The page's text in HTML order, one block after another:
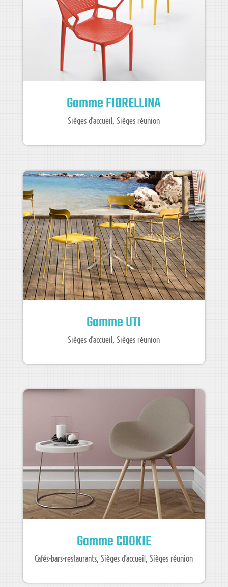
Gamme FIORELLINA
Sièges d'accueil, Sièges réunion
Gamme UTI
Sièges d'accueil, Sièges réunion
Gamme COOKIE
Cafés-bars-restaurants, Sièges d'accueil, Sièges réunion